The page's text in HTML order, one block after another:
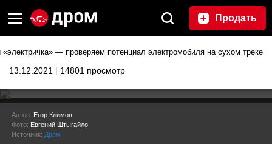
Продать
«электричка» — проверяем потенциал электромобиля на сухом треке
13.12.2021 | 14801 просмотр
Автоспорт и «электричка» —
проверяем потенциал
Автор: Егор Климов
Фото: Евгений Штыгайло
Источник: Дром